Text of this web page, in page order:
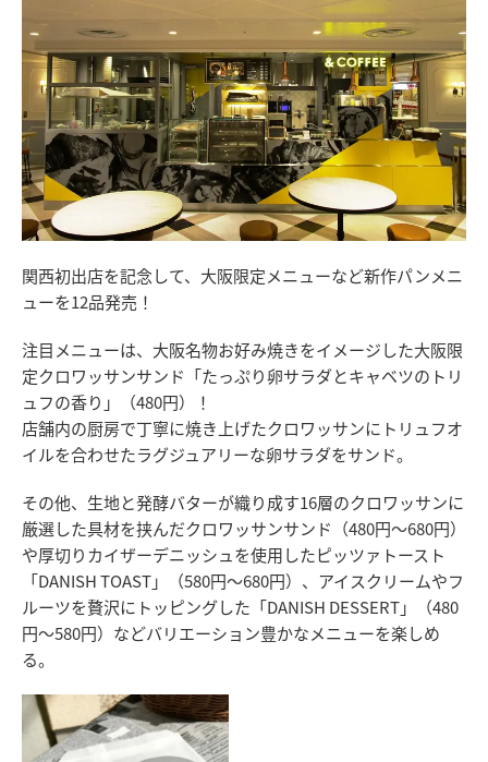
関西初出店を記念して、大阪限定メニューなど新作パンメニ
ューを12品発売！
注目メニューは、大阪名物お好み焼きをイメージした大阪限
定クロワッサンサンド「たっぷり卵サラダとキャベツのトリ
ュフの香り」（480円）！
店舗内の厨房で丁寧に焼き上げたクロワッサンにトリュフオ
イルを合わせたラグジュアリーな卵サラダをサンド。
その他、生地と発酵バターが織り成す16層のクロワッサンに
厳選した具材を挟んだクロワッサンサンド（480円～680円）
や厚切りカイザーデニッシュを使用したピッツァトースト
「DANISH TOAST」（580円～680円）、アイスクリームやフ
ルーツを贅沢にトッピングした「DANISH DESSERT」（480
円～580円）などバリエーション豊かなメニューを楽しめ
る。